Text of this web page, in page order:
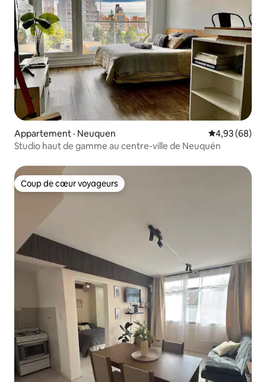
Appartement · Neuquen Note
4,93 (68)
Studio haut de gamme au centre-ville de Neuquén
Coup de cœur voyageurs
Coup de cœur voyageurs